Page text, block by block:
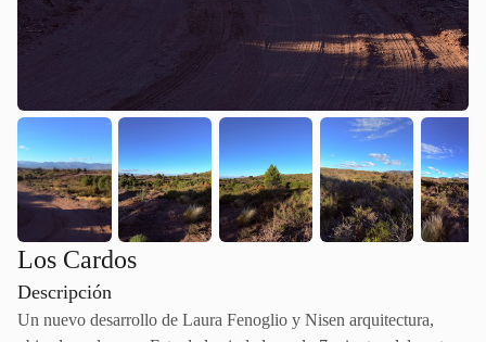
Los Cardos
Descripción
Un nuevo desarrollo de Laura Fenoglio y Nisen arquitectura,